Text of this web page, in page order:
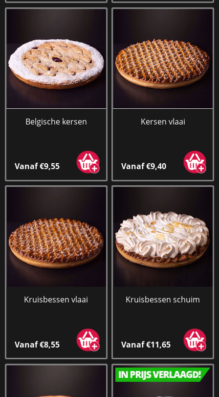
Belgische kersen
Vanaf €9,55
Kersen vlaai
Vanaf €9,40
Kruisbessen vlaai
Vanaf €8,55
Kruisbessen schuim
Vanaf €11,65